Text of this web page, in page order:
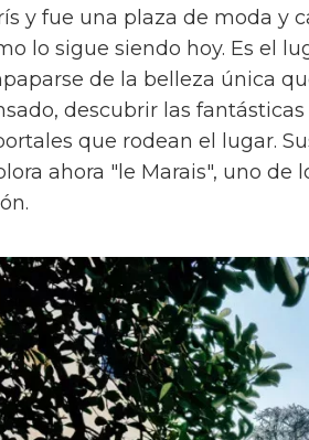
y fue una plaza de moda y
lo sigue siendo hoy. Es el
de la belleza única
descubrir las
que rodean el lugar.
ahora "le Marais", uno de